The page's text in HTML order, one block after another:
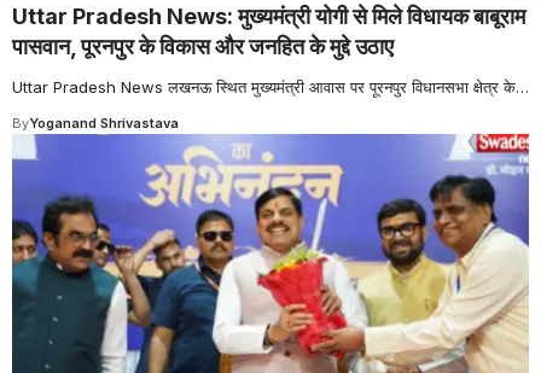
Uttar Pradesh News: मुख्यमंत्री योगी से मिले विधायक बाबूराम
पासवान, पूरनपुर के विकास और जनहित के मुद्दे उठाए
Uttar Pradesh News लखनऊ स्थित मुख्यमंत्री आवास पर पूरनपुर विधानसभा क्षेत्र के…
ByYoganand Shrivastava